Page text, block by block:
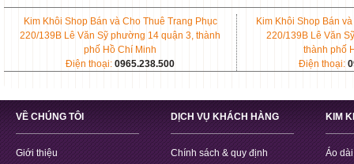
Kim Khôi Shop Bán và Cho Thuê Trang Phục
220/139B Lê Văn Sỹ phường 14 quận 3, thành
phố Hồ Chí Minh
Điện thoại: 0965.238.500
Kim Khôi Shop Bán
220/139B Lê Văn
thành phố
Điện thoại:
VỀ CHÚNG TÔI
Giới thiệu
DỊCH VỤ KHÁCH HÀNG
Chính sách & quy định
KIM
Áo